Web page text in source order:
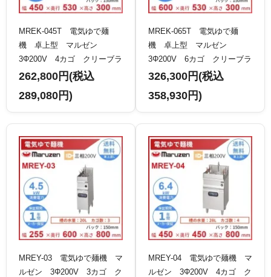
MREK-045T 電気ゆで麺
機 卓上型 マルゼン
3Φ200V 4カゴ クリーブラ
ンド
262,800円(税込
289,080円)
MREK-065T 電気ゆで麺
機 卓上型 マルゼン
3Φ200V 6カゴ クリーブラ
ンド
326,300円(税込
358,930円)
MREY-03 電気ゆで麺機 マ
ルゼン 3Φ200V 3カゴ ク
MREY-04 電気ゆで麺機 マ
ルゼン 3Φ200V 4カゴ ク